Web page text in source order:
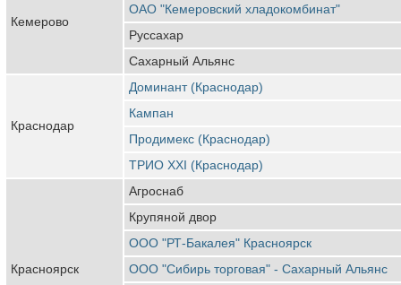
Кемерово
ОАО "Кемеровский хладокомбинат"
Руссахар
Сахарный Альянс
Краснодар
Доминант (Краснодар)
Кампан
Продимекс (Краснодар)
ТРИО XXI (Краснодар)
Красноярск
Агроснаб
Крупяной двор
ООО "РТ-Бакалея" Красноярск
ООО "Сибирь торговая" - Сахарный Альянс